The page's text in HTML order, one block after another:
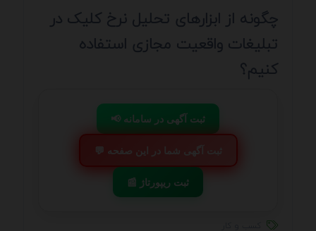
چگونه از ابزارهای تحلیل نرخ کلیک در
تبلیغات واقعیت مجازی استفاده
کنیم؟
📢 ثبت آگهی در سامانه
💬 ثبت آگهی شما در این صفحه
📰 ثبت ریپورتاژ